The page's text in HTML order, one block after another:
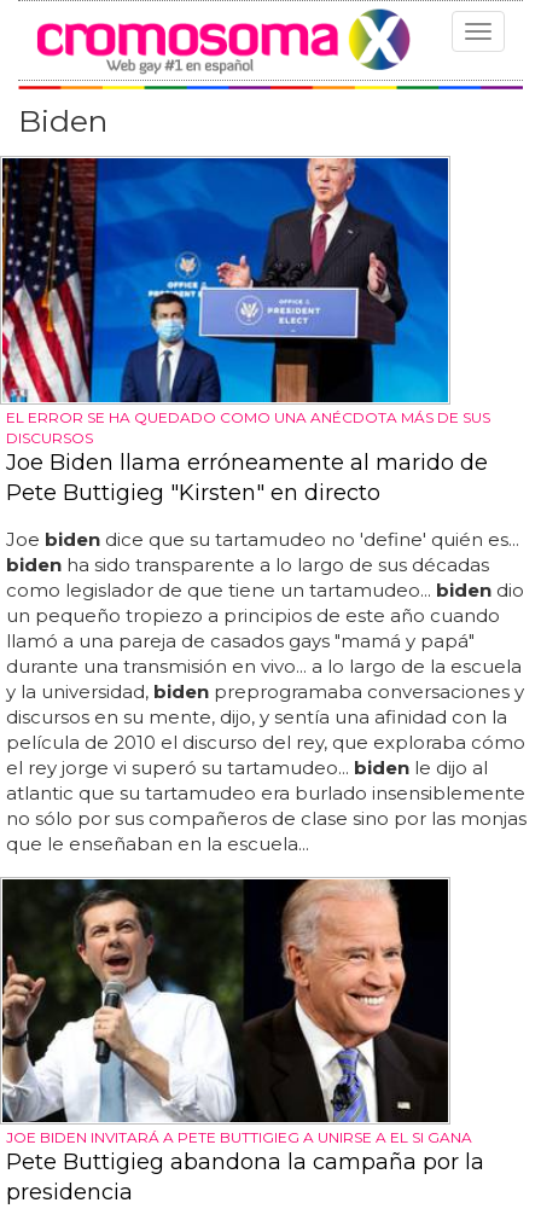
Toggle
Biden
EL ERROR SE HA QUEDADO COMO UNA ANÉCDOTA MÁS DE SUS
DISCURSOS
Joe Biden llama erróneamente al marido de
Pete Buttigieg "Kirsten" en directo
Joe biden dice que su tartamudeo no 'define' quién es...
biden ha sido transparente a lo largo de sus décadas
como legislador de que tiene un tartamudeo... biden dio
un pequeño tropiezo a principios de este año cuando
llamó a una pareja de casados gays "mamá y papá"
durante una transmisión en vivo... a lo largo de la escuela
y la universidad, biden preprogramaba conversaciones y
discursos en su mente, dijo, y sentía una afinidad con la
película de 2010 el discurso del rey, que exploraba cómo
el rey jorge vi superó su tartamudeo... biden le dijo al
atlantic que su tartamudeo era burlado insensiblemente
no sólo por sus compañeros de clase sino por las monjas
que le enseñaban en la escuela...
JOE BIDEN INVITARÁ A PETE BUTTIGIEG A UNIRSE A EL SI GANA
Pete Buttigieg abandona la campaña por la
presidencia